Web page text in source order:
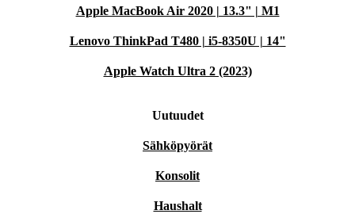
Apple MacBook Air 2020 | 13.3" | M1
Lenovo ThinkPad T480 | i5-8350U | 14"
Apple Watch Ultra 2 (2023)
Uutuudet
Sähköpyörät
Konsolit
Haushalt